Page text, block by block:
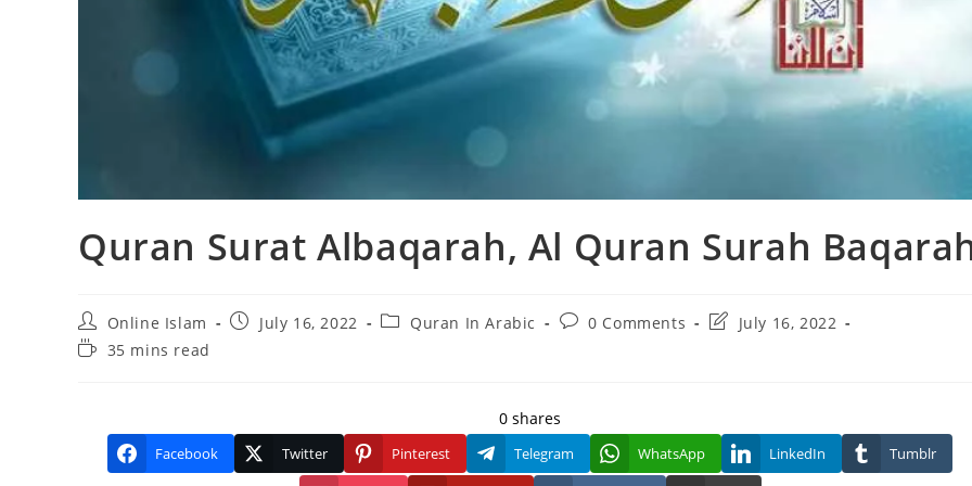
Quran Surat Albaqarah, Al Quran Surah
Post
author:
Online Islam
PostJuly 16, 2022
PostQuran In Arabic
Post0 Comments
PostJuly 16, 2022
Reading
35 mins read
0 shares
Facebook Twitter Pinterest Telegram WhatsApp LinkedIn Tumblr